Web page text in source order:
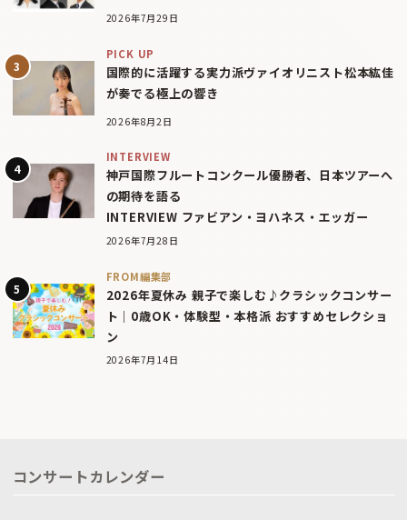
2026年7月29日
PICK UP
国際的に活躍する実力派ヴァイオリニスト松本紘佳
が奏でる極上の響き
2026年8月2日
INTERVIEW
神戸国際フルートコンクール優勝者、日本ツアーへ
の期待を語る
INTERVIEW ファビアン・ヨハネス・エッガー
2026年7月28日
FROM編集部
2026年夏休み 親子で楽しむ♪クラシックコンサー
ト｜0歳OK・体験型・本格派 おすすめセレクショ
ン
2026年7月14日
コンサートカレンダー